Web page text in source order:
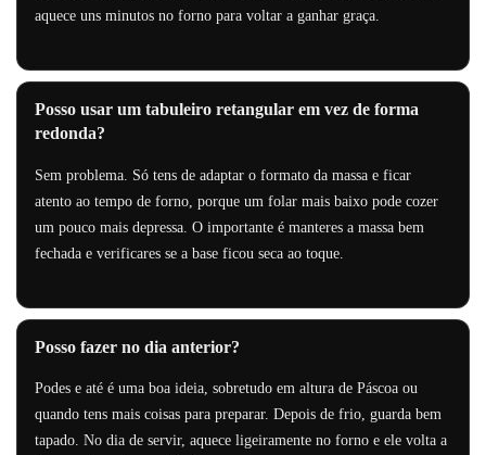
aquece uns minutos no forno para voltar a ganhar graça.
Posso usar um tabuleiro retangular em vez de forma
redonda?
Sem problema. Só tens de adaptar o formato da massa e ficar
atento ao tempo de forno, porque um folar mais baixo pode cozer
um pouco mais depressa. O importante é manteres a massa bem
fechada e verificares se a base ficou seca ao toque.
Posso fazer no dia anterior?
Podes e até é uma boa ideia, sobretudo em altura de Páscoa ou
quando tens mais coisas para preparar. Depois de frio, guarda bem
tapado. No dia de servir, aquece ligeiramente no forno e ele volta a